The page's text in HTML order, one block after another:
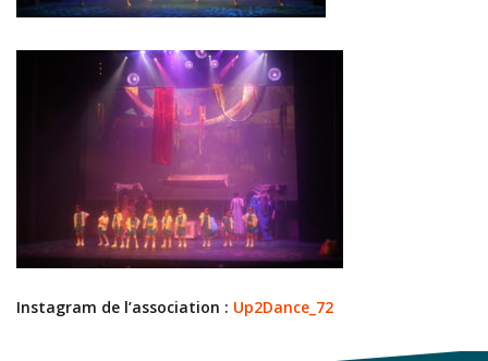
Instagram de l’association : Up2Dance_72